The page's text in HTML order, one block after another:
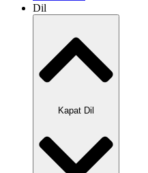
Dil
Kapat Dil